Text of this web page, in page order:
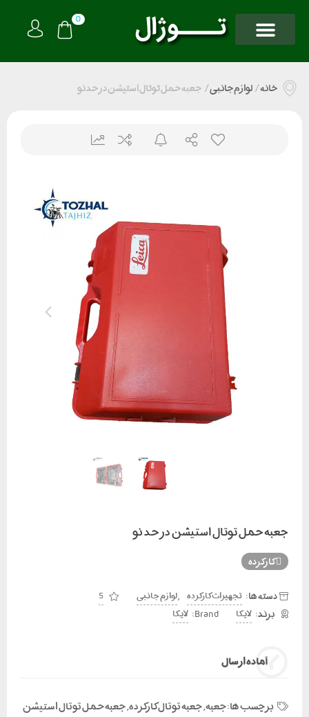
0
خانه/لوازم جانبی/ جعبه حمل توتال استیشن در حد نو
جعبه حمل توتال استیشن در حد نو
کارکرده
دسته ها: تجهیزات کارکرده ,لوازم جانبی 5
لایکا Brand: لایکا
آماده ارسال
برچسب ها:جعبه,جعبه توتال کارکرده,جعبه حمل توتال استیشن